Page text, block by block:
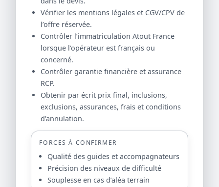
Vérifier les mentions légales et CGV/CPV de
l’offre réservée.
Contrôler l’immatriculation Atout France
lorsque l’opérateur est français ou
concerné.
Contrôler garantie financière et assurance
RCP.
Obtenir par écrit prix final, inclusions,
exclusions, assurances, frais et conditions
d’annulation.
FORCES À CONFIRMER
Qualité des guides et accompagnateurs
Précision des niveaux de difficulté
Souplesse en cas d’aléa terrain